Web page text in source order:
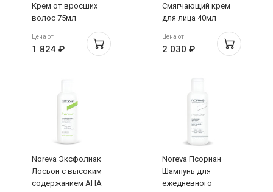
Крем от вросших
волос 75мл
Цена от
1 824 ₽
Смягчающий крем
для лица 40мл
Цена от
2 030 ₽
Noreva Эксфолиак
Лосьон с высоким
содержанием АНА
Noreva Псориан
Шампунь для
ежедневного